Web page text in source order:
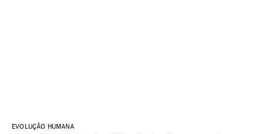
EVOLUÇÃO HUMANA